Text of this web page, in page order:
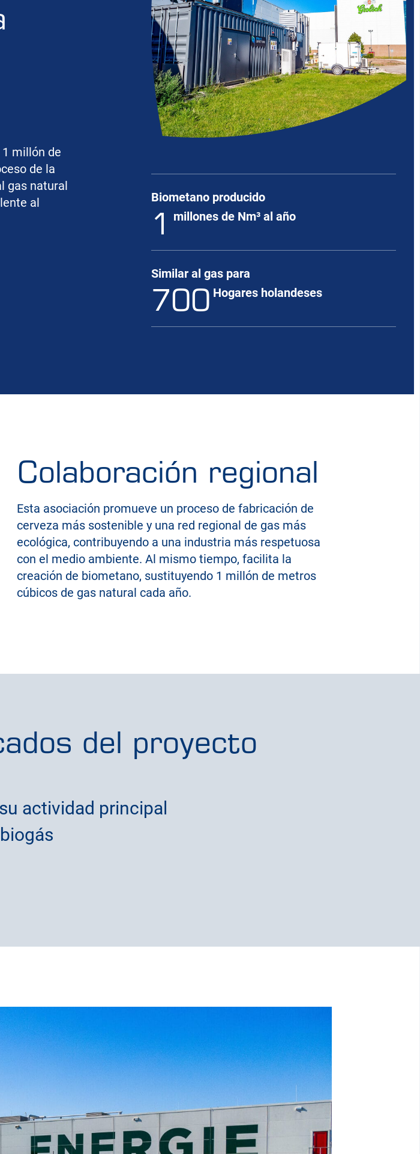
millón de
de la
gas natural
al
Biometano producido
1 millones de Nm³ al año
Similar al gas para
700 Hogares holandeses
Colaboración regional
Esta asociación promueve un proceso de fabricación de
cerveza más sostenible y una red regional de gas más
ecológica, contribuyendo a una industria más respetuosa
con el medio ambiente. Al mismo tiempo, facilita la
creación de biometano, sustituyendo 1 millón de metros
cúbicos de gas natural cada año.
del proyecto
actividad principal